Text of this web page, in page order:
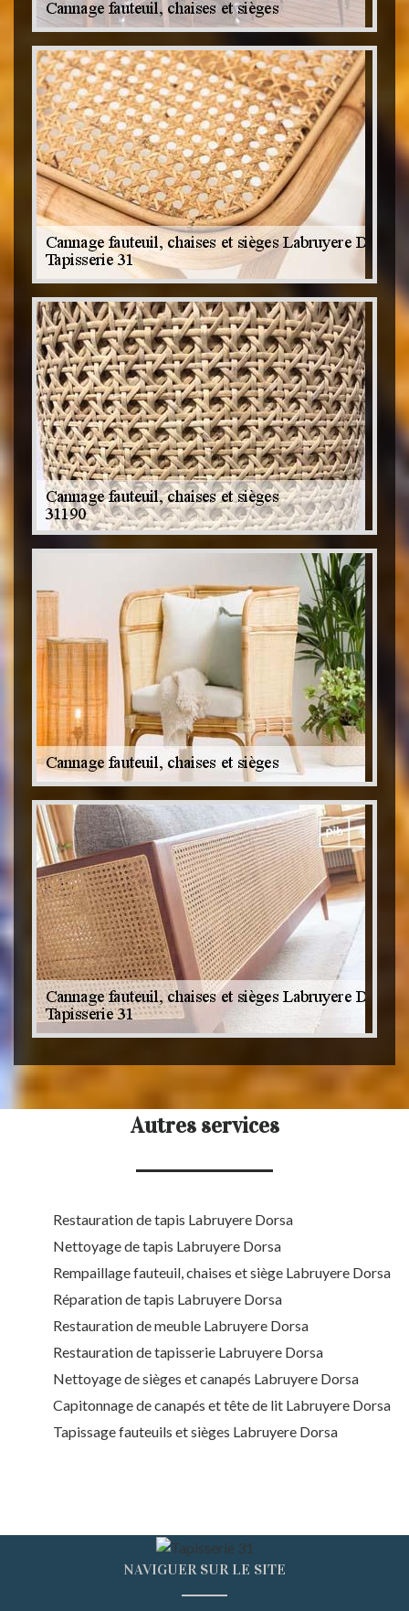
Autres services
Restauration de tapis Labruyere Dorsa
Nettoyage de tapis Labruyere Dorsa
Rempaillage fauteuil, chaises et siège Labruyere Dorsa
Réparation de tapis Labruyere Dorsa
Restauration de meuble Labruyere Dorsa
Restauration de tapisserie Labruyere Dorsa
Nettoyage de sièges et canapés Labruyere Dorsa
Capitonnage de canapés et tête de lit Labruyere Dorsa
Tapissage fauteuils et sièges Labruyere Dorsa
NAVIGUER SUR LE SITE